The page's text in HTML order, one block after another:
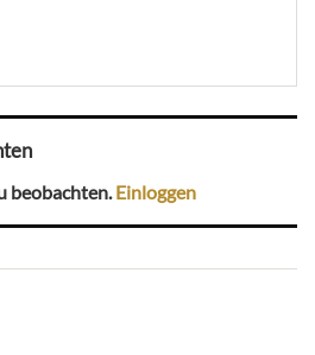
beobachten.Einloggen